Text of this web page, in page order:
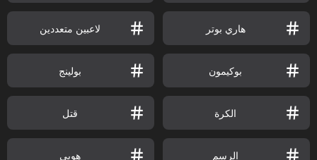
هاري بوتر لاعبين متعددين
بوكيمون بولينج
الكرة قتل
الرسم هوبي